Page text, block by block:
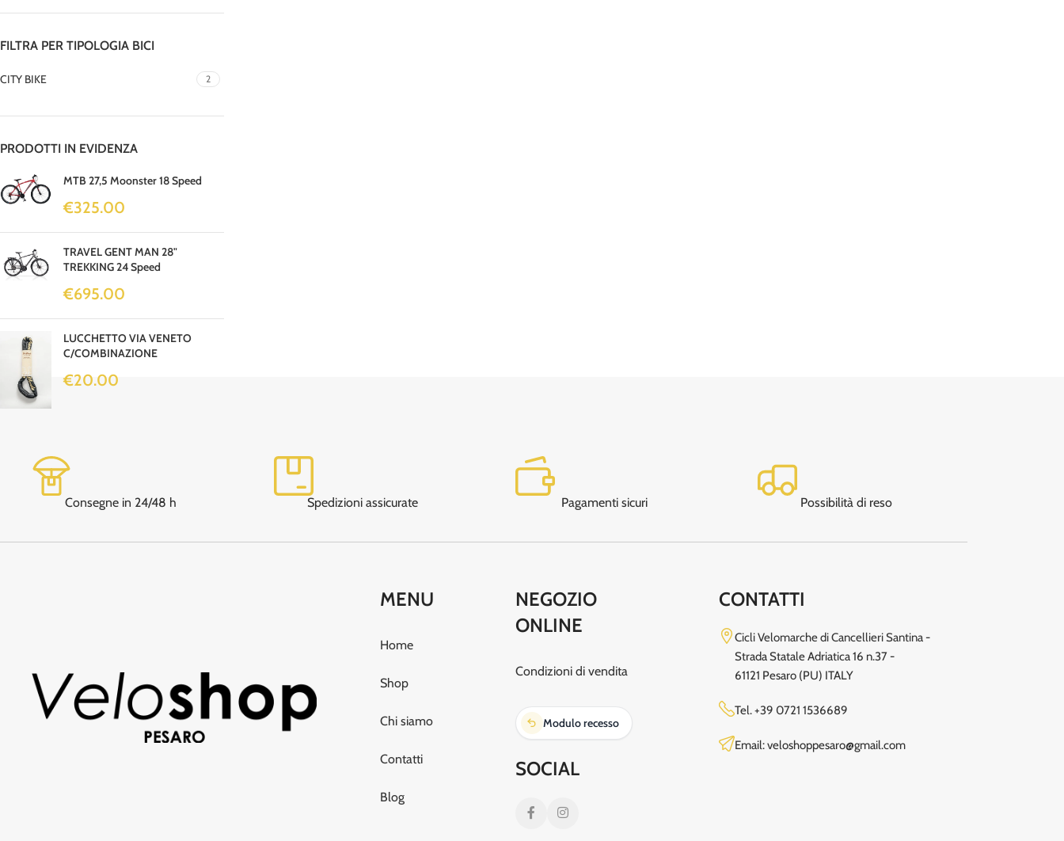
FILTRA PER TIPOLOGIA BICI
CITY BIKE 2
PRODOTTI IN EVIDENZA
MTB 27,5 Moonster 18 Speed
€325.00
TRAVEL GENT MAN 28"
TREKKING 24 Speed
€695.00
LUCCHETTO VIA VENETO
C/COMBINAZIONE
€20.00
Consegne in 24/48 h Spedizioni assicurate Pagamenti sicuri Possibilità di reso
MENU
Home
Shop
Chi siamo
Contatti
Blog
NEGOZIO
ONLINE
Condizioni di vendita
Modulo recesso
SOCIAL
CONTATTI
Cicli Velomarche di Cancellieri Santina -
Strada Statale Adriatica 16 n.37 -
61121 Pesaro (PU) ITALY
Tel.+39 0721 1536689
Email: veloshoppesaro@gmail.com